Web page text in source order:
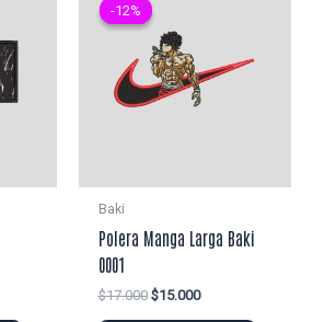
-12%
-12%
Baki
Polera Manga Larga Baki
0001
$17.000 El
$15.000El